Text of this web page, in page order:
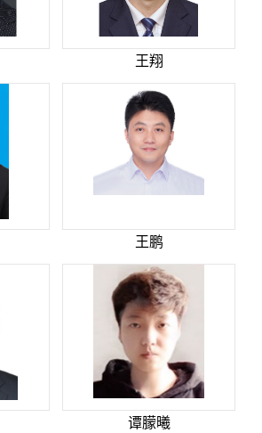
王翔
王鹏
谭朦曦